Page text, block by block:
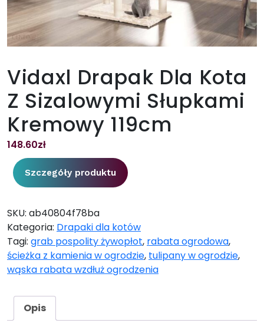
Vidaxl Drapak Dla Kota
Z Sizalowymi Słupkami
Kremowy 119cm
148.60zł
Szczegóły produktu
SKU: ab40804f78ba
Kategoria: Drapaki dla kotów
Tagi: grab pospolity żywopłot, rabata ogrodowa,
ścieżka z kamienia w ogrodzie, tulipany w ogrodzie,
wąska rabata wzdłuż ogrodzenia
Opis